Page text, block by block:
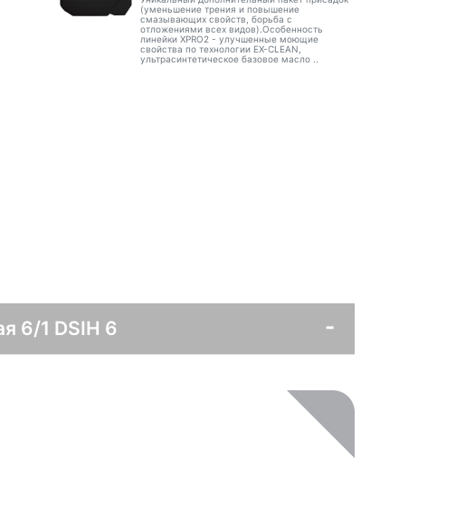
(уменьшение трения и повышение
смазывающих свойств, борьба с
отложениями всех видов).Особенность
линейки XPRO2 - улучшенные моющие
свойства по технологии EX-CLEAN,
ультрасинтетическое базовое масло ..
6/1 DSIH 6